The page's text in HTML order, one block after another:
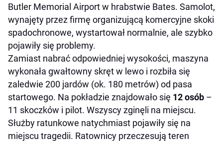
Butler Memorial Airport w hrabstwie Bates. Samolot,
wynajęty przez firmę organizującą komercyjne skoki
spadochronowe, wystartował normalnie, ale szybko
pojawiły się problemy.
Zamiast nabrać odpowiedniej wysokości, maszyna
wykonała gwałtowny skręt w lewo i rozbiła się
zaledwie 200 jardów (ok. 180 metrów) od pasa
startowego. Na pokładzie znajdowało się 12 osób –
11 skoczków i pilot. Wszyscy zginęli na miejscu.
Służby ratunkowe natychmiast pojawiły się na
miejscu tragedii. Ratownicy przeczesują teren